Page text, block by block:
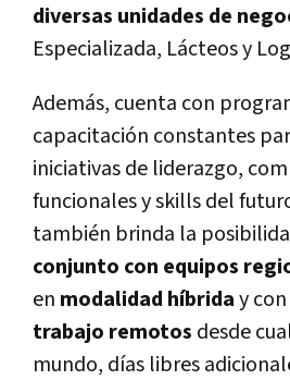
diversas unidades de
Especializada, Lácteos y
Además, cuenta con
capacitación constantes
iniciativas de liderazgo,
funcionales y skills del
también brinda la
conjunto con equipos
en modalidad híbriday
trabajo remotos desde
mundo, días libres